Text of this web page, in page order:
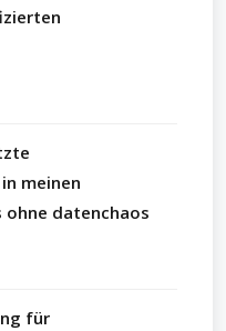
meinen
datenchaos
für